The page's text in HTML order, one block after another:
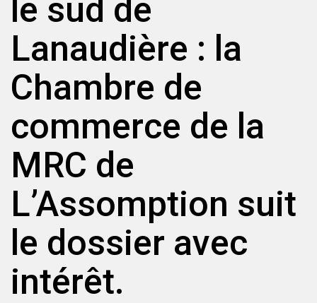
le sud de
Lanaudière : la
Chambre de
commerce de la
MRC de
L’Assomption suit
le dossier avec
intérêt.